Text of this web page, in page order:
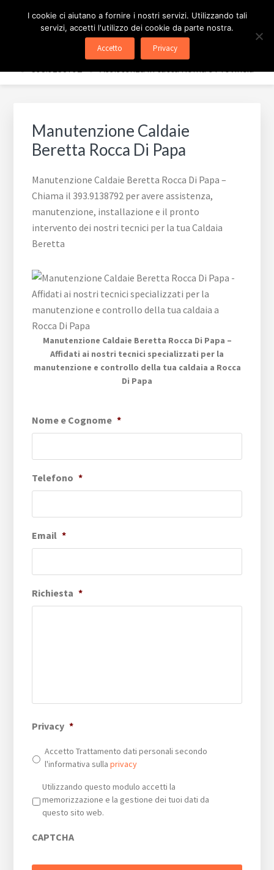
pagina
ASSISTENZA CALDAIE
BERETTA ROMA
✅ 393.9138792 - ✅ Assistenza in tutta Roma e Provincia
Manutenzione Caldaie
Beretta Rocca Di Papa
Manutenzione Caldaie Beretta Rocca Di Papa –
Chiama il 393.9138792 per avere assistenza,
manutenzione, installazione e il pronto
intervento dei nostri tecnici per la tua Caldaia
Beretta
Manutenzione Caldaie Beretta Rocca Di Papa –
Affidati ai nostri tecnici specializzati per la
manutenzione e controllo della tua caldaia a Rocca
Di Papa
Nome e Cognome *
Telefono *
Email *
Richiesta *
Privacy *
Accetto Trattamento dati personali secondo
l'informativa sullaprivacy
Privacy *
Utilizzando questo modulo accetti la
memorizzazione e la gestione dei tuoi dati da
questo sito web.
CAPTCHA
I cookie ci aiutano a fornire i nostri servizi. Utilizzando tali
servizi, accetti l'utilizzo dei cookie da parte nostra.
Accetto Privacy